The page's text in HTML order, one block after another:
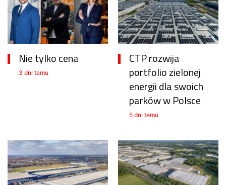
Nie tylko cena
3 dni temu
CTP rozwija
portfolio zielonej
energii dla swoich
parków w Polsce
5 dni temu